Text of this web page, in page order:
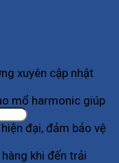
xuyên cập nhật
mổ harmonic giúp
đại, đảm bảo vệ
khi đến trải